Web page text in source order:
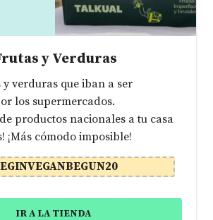
y Verduras
y verduras que iban a ser
los supermercados.
productos nacionales a tu casa
¡Más cómodo imposible!
IR A LA TIENDA